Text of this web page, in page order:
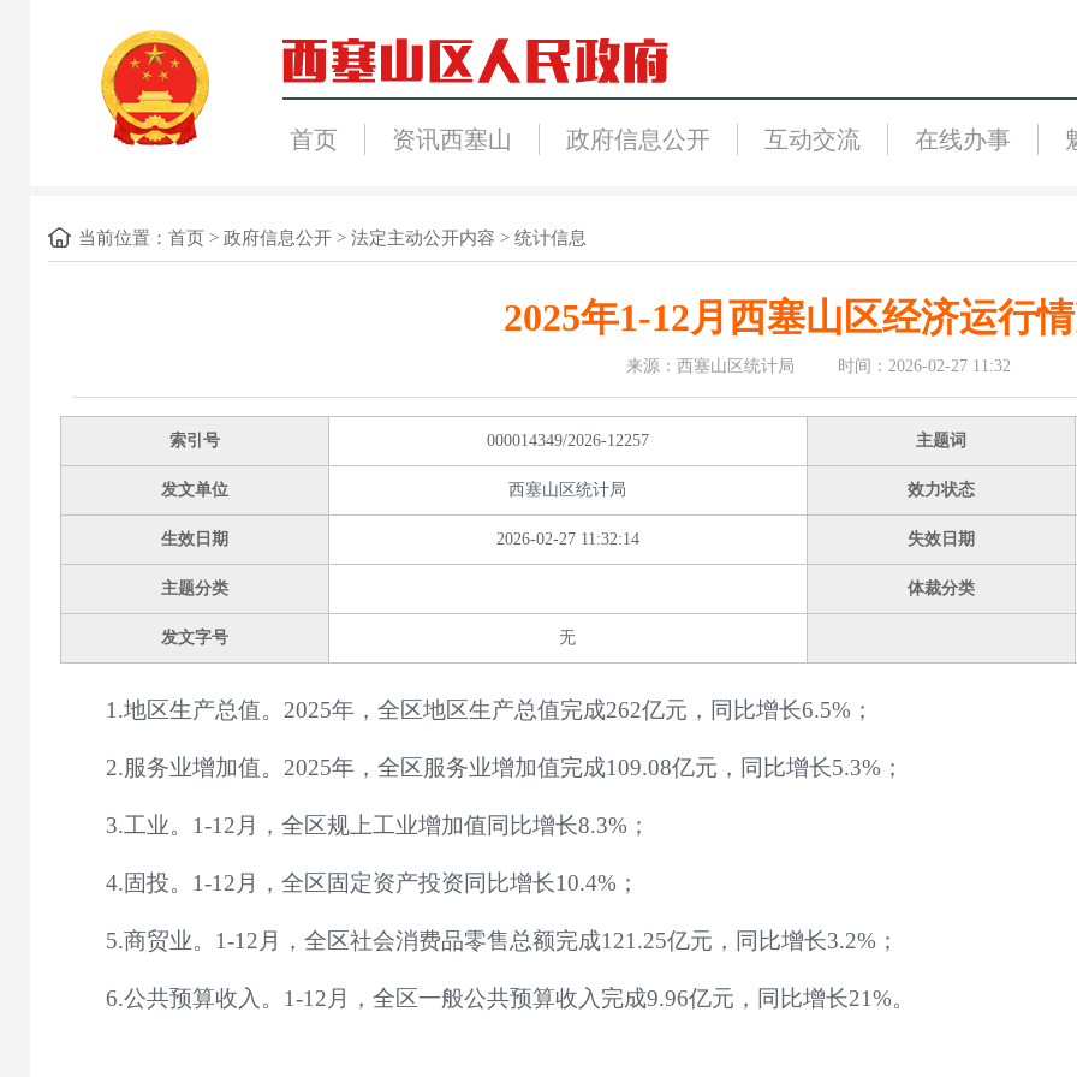
首页 资讯西塞山 政府信息公开 互动交流 在线办事
当前位置： 首页> 政府信息公开> 法定主动公开内容 > 统计信息
2025年1-12月西塞山区经济运行
来源：西塞山区统计局 时间：2026-02-27 11:32
索引号 000014349/2026-12257 主题词
发文单位 西塞山区统计局 效力状态
生效日期 2026-02-27 11:32:14 失效日期
主题分类 体裁分类
发文字号 无
1.地区生产总值。2025年，全区地区生产总值完成262亿元，同比增长6.5%；
2.服务业增加值。2025年，全区服务业增加值完成109.08亿元，同比增长5.3%；
3.工业。1-12月，全区规上工业增加值同比增长8.3%；
4.固投。1-12月，全区固定资产投资同比增长10.4%；
5.商贸业。1-12月，全区社会消费品零售总额完成121.25亿元，同比增长3.2%；
6.公共预算收入。1-12月，全区一般公共预算收入完成9.96亿元，同比增长21%。